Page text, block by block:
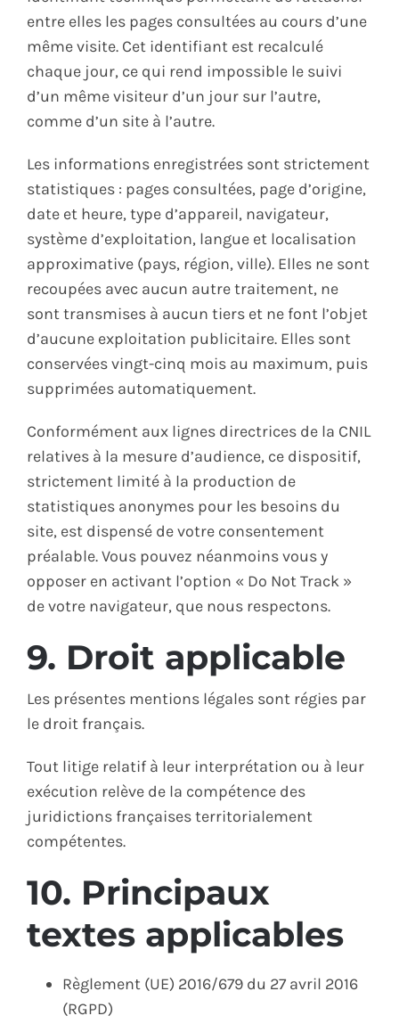
entre elles les pages consultées au cours d’une
même visite. Cet identifiant est recalculé
chaque jour, ce qui rend impossible le suivi
d’un même visiteur d’un jour sur l’autre,
comme d’un site à l’autre.
Les informations enregistrées sont strictement
statistiques : pages consultées, page d’origine,
date et heure, type d’appareil, navigateur,
système d’exploitation, langue et localisation
approximative (pays, région, ville). Elles ne sont
recoupées avec aucun autre traitement, ne
sont transmises à aucun tiers et ne font l’objet
d’aucune exploitation publicitaire. Elles sont
conservées vingt-cinq mois au maximum, puis
supprimées automatiquement.
Conformément aux lignes directrices de la CNIL
relatives à la mesure d’audience, ce dispositif,
strictement limité à la production de
statistiques anonymes pour les besoins du
site, est dispensé de votre consentement
préalable. Vous pouvez néanmoins vous y
opposer en activant l’option « Do Not Track »
de votre navigateur, que nous respectons.
9. Droit applicable
Les présentes mentions légales sont régies par
le droit français.
Tout litige relatif à leur interprétation ou à leur
exécution relève de la compétence des
juridictions françaises territorialement
compétentes.
10. Principaux
textes applicables
Règlement (UE) 2016/679 du 27 avril 2016
(RGPD)